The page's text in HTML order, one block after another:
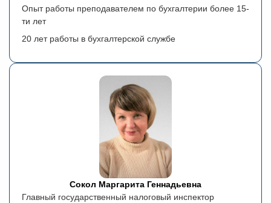
Опыт работы преподавателем по бухгалтерии более 15-
ти лет
20 лет работы в бухгалтерской службе
Сокол Маргарита Геннадьевна
Главный государственный налоговый инспектор